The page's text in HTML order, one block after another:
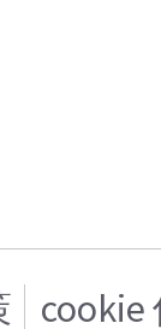
cookie